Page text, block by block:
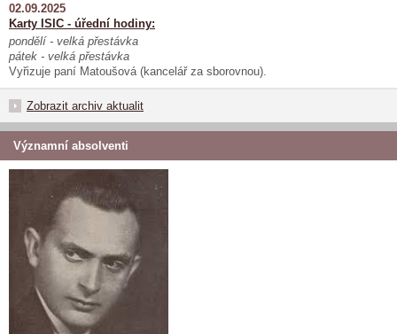
02.09.2025
Karty ISIC - úřední hodiny:
pondělí - velká přestávka
pátek - velká přestávka
Vyřizuje paní Matoušová (kancelář za sborovnou).
Zobrazit archiv aktualit
Významní absolventi